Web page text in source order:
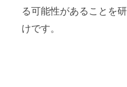
る可能性があることを
けです。